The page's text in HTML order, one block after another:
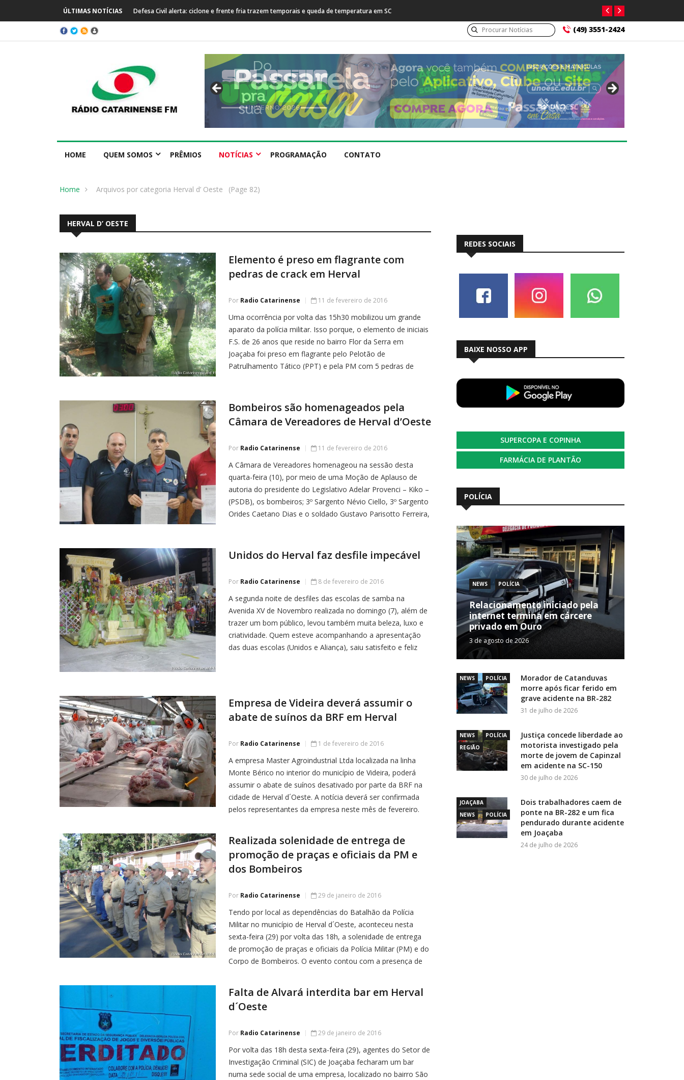
ÚLTIMAS NOTÍCIAS Prefeitura de Capinzal se manifesta após prisão de farmacêutico suspeito de tráfico internacional
(49) 3551-2424
HOME QUEM SOMOS PRÊMIOS NOTÍCIAS PROGRAMAÇÃO CONTATO
Home Arquivos por categoria Herval d’ Oeste (Page 82)
HERVAL D’ OESTE
Elemento é preso em flagrante com
pedras de crack em Herval
Por Radio Catarinense 11 de fevereiro de 2016
Uma ocorrência por volta das 15h30 mobilizou um grande
aparato da polícia militar. Isso porque, o elemento de iniciais
F.S. de 26 anos que reside no bairro Flor da Serra em
Joaçaba foi preso em flagrante pelo Pelotão de
Patrulhamento Tático (PPT) e pela PM com 5 pedras de
Bombeiros são homenageados pela
Câmara de Vereadores de Herval d’Oeste
Por Radio Catarinense 11 de fevereiro de 2016
A Câmara de Vereadores homenageou na sessão desta
quarta-feira (10), por meio de uma Moção de Aplauso de
autoria do presidente do Legislativo Adelar Provenci – Kiko –
(PSDB), os bombeiros; 3º Sargento Névio Ciello, 3º Sargento
Orides Caetano Dias e o soldado Gustavo Parisotto Ferreira,
Unidos do Herval faz desfile impecável
Por Radio Catarinense 8 de fevereiro de 2016
A segunda noite de desfiles das escolas de samba na
Avenida XV de Novembro realizada no domingo (7), além de
trazer um bom público, levou também muita beleza, luxo e
criatividade. Quem esteve acompanhando a apresentação
das duas escolas (Unidos e Aliança), saiu satisfeito e feliz
Empresa de Videira deverá assumir o
abate de suínos da BRF em Herval
Por Radio Catarinense 1 de fevereiro de 2016
A empresa Master Agroindustrial Ltda localizada na linha
Monte Bérico no interior do município de Videira, poderá
assumir o abate de suínos desativado por parte da BRF na
cidade de Herval d´Oeste. A notícia deverá ser confirmada
pelos representantes da empresa neste mês de fevereiro.
Realizada solenidade de entrega de
promoção de praças e oficiais da PM e
dos Bombeiros
Por Radio Catarinense 29 de janeiro de 2016
Tendo por local as dependências do Batalhão da Polícia
Militar no município de Herval d´Oeste, aconteceu nesta
sexta-feira (29) por volta das 18h, a solenidade de entrega
de promoção de praças e oficiais da Polícia Militar (PM) e do
Corpo de Bombeiros. O evento contou com a presença de
Falta de Alvará interdita bar em Herval
d´Oeste
Por Radio Catarinense 29 de janeiro de 2016
Por volta das 18h desta sexta-feira (29), agentes do Setor de
Investigação Criminal (SIC) de Joaçaba fecharam um bar
numa sede social de uma empresa, localizado no bairro São
REDES SOCIAIS
BAIXE NOSSO APP
SUPERCOPA E COPINHA
FARMÁCIA DE PLANTÃO
POLÍCIA
NEWS POLÍCIA
Relacionamento iniciado pela
internet termina em cárcere
privado em Ouro
3 de agosto de 2026
NEWS POLÍCIA
Morador de Catanduvas
morre após ficar ferido em
grave acidente na BR-282
31 de julho de 2026
NEWS
POLÍCIA
REGIÃO
Justiça concede liberdade ao
motorista investigado pela
morte de jovem de Capinzal
em acidente na SC-150
30 de julho de 2026
JOAÇABA
NEWS
POLÍCIA
Dois trabalhadores caem de
ponte na BR-282 e um fica
pendurado durante acidente
em Joaçaba
24 de julho de 2026